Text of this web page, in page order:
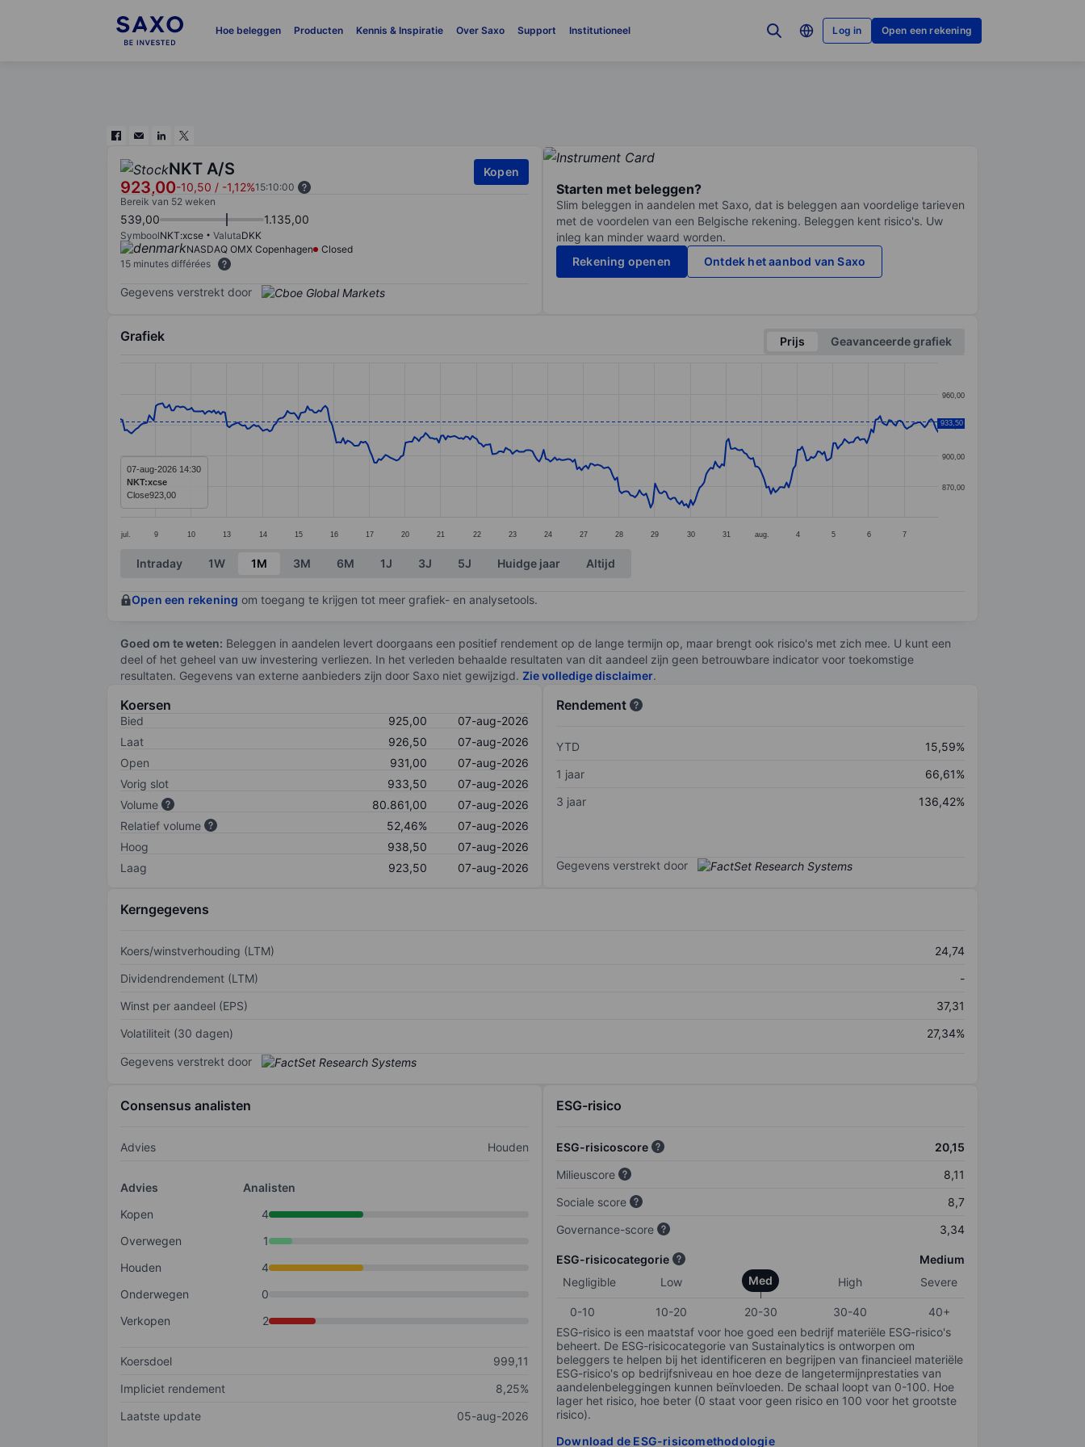
Hoe beleggen Producten Kennis & Inspiratie Over Saxo Support Institutioneel Log in Open een rekening
NKT A/S
923,00-10,50 / -1,12%15:10:00
Kopen
Bereik van 52 weken
539,00 1.135,00
SymboolNKT:xcse ValutaDKK
NASDAQ OMX Copenhagen
Closed
15 minutes différées
Gegevens verstrekt door
Starten met beleggen?
Slim beleggen in aandelen met Saxo, dat is beleggen aan voordelige tarieven
met de voordelen van een Belgische rekening. Beleggen kent risico's. Uw
inleg kan minder waard worden.
Rekening openen
Ontdek het aanbod van Saxo
Grafiek Prijs
Geavanceerde grafiek
Line chart with 368 data points.
The chart has 1 X axis displaying categories.
The chart has 1 Y axis displaying values. Data ranges from 849 to 951.
jul. 9 10 13 14 15 16 17 20 21 22 23 24 27 28 29 30 31 aug. 4 5 6 7
870,00
900,00
930,00
960,00
933,50
07-aug-2026 14:30
NKT:xcse
Close923,00
End of interactive chart.
Intraday 1W 1M 3M 6M 1J 3J 5J Huidge jaar Altijd
Open een rekening om toegang te krijgen tot meer grafiek- en analysetools.
Goed om te weten: Beleggen in aandelen levert doorgaans een positief rendement op de lange termijn op, maar brengt ook risico's met zich mee. U kunt een
deel of het geheel van uw investering verliezen. In het verleden behaalde resultaten van dit aandeel zijn geen betrouwbare indicator voor toekomstige
resultaten. Gegevens van externe aanbieders zijn door Saxo niet gewijzigd. Zie volledige disclaimer.
Koersen
Bied 925,00
07-aug-2026
Laat
926,50
07-aug-2026
Open
931,00
07-aug-2026
Vorig slot
933,50
07-aug-2026
Volume
80.861,00
07-aug-2026
Relatief volume
52,46%
07-aug-2026
Hoog
938,50
07-aug-2026
Laag
923,50 07-aug-2026
Rendement
YTD
15,59%
1 jaar
66,61%
3 jaar
136,42%
Gegevens verstrekt door
Kerngegevens
Koers/winstverhouding (LTM)
24,74
Dividendrendement (LTM)
-
Winst per aandeel (EPS)
37,31
Volatiliteit (30 dagen)
27,34%
Gegevens verstrekt door
Consensus analisten
Advies Houden
Advies
Analisten
Kopen
4
Overwegen
1
Houden
4
Onderwegen
0
Verkopen
2
Koersdoel
999,11
Impliciet rendement
8,25%
Laatste update
05-aug-2026
ESG-risico
ESG-risicoscore
20,15
Milieuscore
8,11
Sociale score
8,7
Governance-score
3,34
ESG-risicocategorie
Medium
Negligible
Low Med High Severe
0-10 10-20 20-30 30-40
40+
ESG-risico is een maatstaf voor hoe goed een bedrijf materiële ESG-risico's
beheert. De ESG-risicocategorie van Sustainalytics is ontworpen om
beleggers te helpen bij het identificeren en begrijpen van financieel materiële
ESG-risico's op bedrijfsniveau en hoe deze de langetermijnprestaties van
aandelenbeleggingen kunnen beïnvloeden. De schaal loopt van 0-100. Hoe
lager het risico, hoe beter (0 staat voor geen risico en 100 voor het grootste
risico).
Download de ESG-risicomethodologie